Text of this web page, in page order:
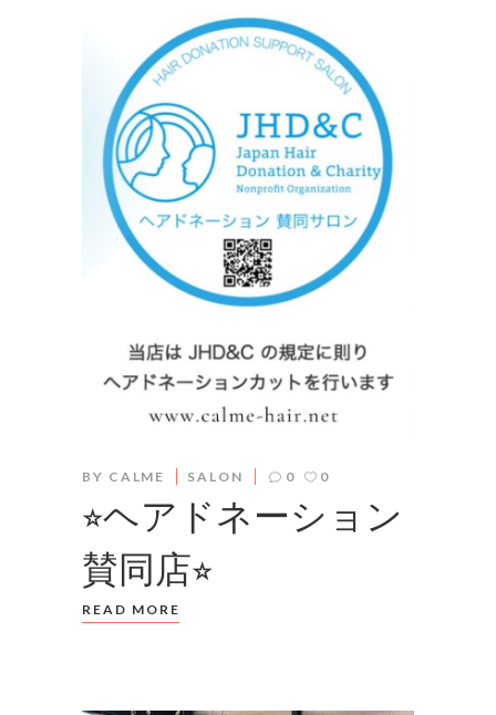
BY CALME SALON 0 0
⭐︎ヘアドネーション
賛同店⭐︎
READ MORE